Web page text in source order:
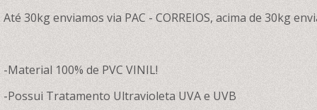
Até 30kg enviamos via PAC - CORREIOS, acima de 30kg
-Material 100% de PVC VINIL!
-Possui Tratamento Ultravioleta UVA e UVB